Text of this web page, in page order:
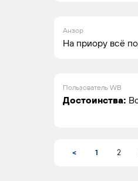
Анзор
На приору всё
Пользователь WB
Достоинства:
< 1 2